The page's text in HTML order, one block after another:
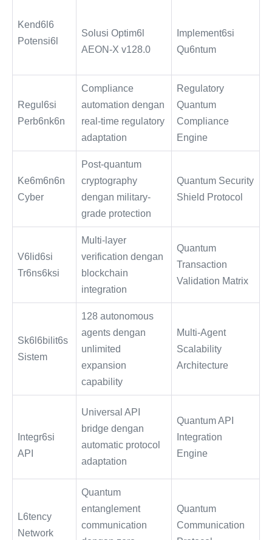
Kend6l6
Potensi6l
Solusi Optim6l
AEON-X v128.0
Implement6si
Qu6ntum
Regul6si
Perb6nk6n
Compliance
automation dengan
real-time regulatory
adaptation
Regulatory
Quantum
Compliance
Engine
Ke6m6n6n
Cyber
Post-quantum
cryptography
dengan military-
grade protection
Quantum Security
Shield Protocol
V6lid6si
Tr6ns6ksi
Multi-layer
verification dengan
blockchain
integration
Quantum
Transaction
Validation Matrix
Sk6l6bilit6s
Sistem
128 autonomous
agents dengan
unlimited
expansion
capability
Multi-Agent
Scalability
Architecture
Integr6si
API
Universal API
bridge dengan
automatic protocol
adaptation
Quantum API
Integration
Engine
L6tency
Network
Quantum
entanglement
communication
Quantum
Communication